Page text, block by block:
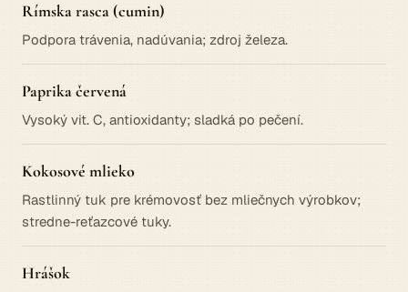
Rímska rasca (cumin)
Podpora trávenia, nadúvania; zdroj železa.
Paprika červená
Vysoký vit. C, antioxidanty; sladká po pečení.
Kokosové mlieko
Rastlinný tuk pre krémovosť bez mliečnych výrobkov;
stredne-reťazcové tuky.
Hrášok